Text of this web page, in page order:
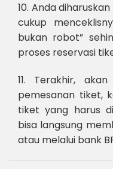
10. Anda
cukup
bukan robot”
proses reservasi
11. Terakhir,
pemesanan tiket,
tiket yang harus
bisa langsung
atau melalui bank